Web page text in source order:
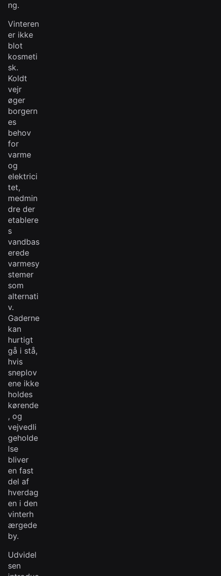
ng.
Vinteren
er ikke
blot
kosmeti
sk.
Koldt
vejr
øger
borgern
es
behov
for
varme
og
elektrici
tet,
medmin
dre der
etablere
s
vandbas
erede
varmesy
stemer
som
alternati
v.
Gaderne
kan
hurtigt
gå i stå,
hvis
sneplov
ene ikke
holdes
kørende
, og
vejvedli
geholde
lse
bliver
en fast
del af
hverdag
en i den
vinterh
ærgede
by.
Udvidel
sen